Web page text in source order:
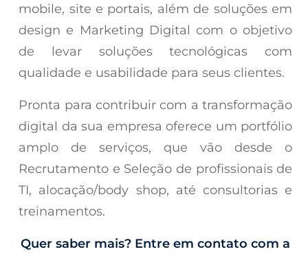
mobile, site e portais, além de soluções em
design e Marketing Digital com o objetivo
de levar soluções tecnológicas com
qualidade e usabilidade para seus clientes.
Pronta para contribuir com a transformação
digital da sua empresa oferece um portfólio
amplo de serviços, que vão desde o
Recrutamento e Seleção de profissionais de
TI, alocação/body shop, até consultorias e
treinamentos.
Quer saber mais? Entre em contato com a